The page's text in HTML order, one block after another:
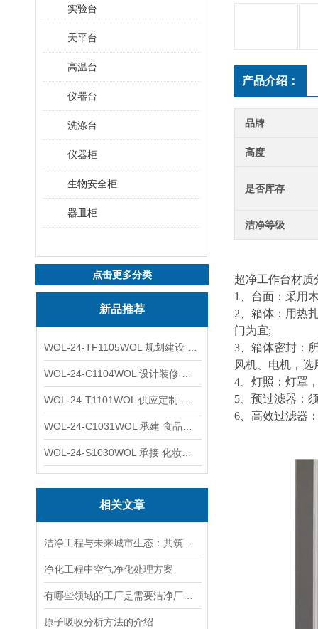
实验台
天平台
高温台
仪器台
洗涤台
仪器柜
生物安全柜
器皿柜
点击更多分类
新品推荐
相关文章
净化工程中空气净化处理方案
原子吸收分析方法的介绍
产品介绍：
品牌
高度
是否库存
洁净等级
超净工作台材质
1、台面：采用
2、箱体：用热
门为宜;
3、箱体密封：
风机、电机，
4、灯照：灯罩
5、预过滤器：
6、高效过滤器